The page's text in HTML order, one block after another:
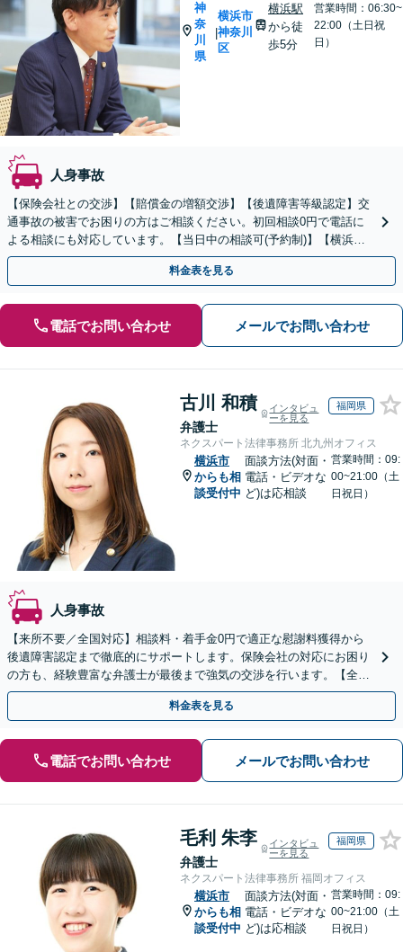
神
奈
川
県
|
横浜市
神奈川
区
横浜駅
から徒
歩5分
営業時間：06:30~
22:00（土日祝
日）
人身事故
【保険会社との交渉】【賠償金の増額交渉】【後遺障害等級認定】交
通事故の被害でお困りの方はご相談ください。初回相談0円で電話に
よる相談にも対応しています。【当日中の相談可(予約制)】【横浜駅
徒歩6分】
料金表を見る
電話でお問い合わせ メールでお問い合わせ
古川 和積
弁護士
インタビュ
ーを見る
福岡県
ネクスパート法律事務所 北九州オフィス
横浜市
からも相
談受付中
面談方法(対面・
電話・ビデオな
ど)は応相談
営業時間：09:
00~21:00（土
日祝日）
人身事故
【来所不要／全国対応】相談料・着手金0円で適正な慰謝料獲得から
後遺障害認定まで徹底的にサポートします。保険会社の対応にお困り
の方も、経験豊富な弁護士が最後まで強気の交渉を行います。【全国
13拠点】お気軽にご相談ください。
料金表を見る
電話でお問い合わせ メールでお問い合わせ
毛利 朱李
弁護士
インタビュ
ーを見る
福岡県
ネクスパート法律事務所 福岡オフィス
横浜市
からも相
談受付中
面談方法(対面・
電話・ビデオな
ど)は応相談
営業時間：09:
00~21:00（土
日祝日）